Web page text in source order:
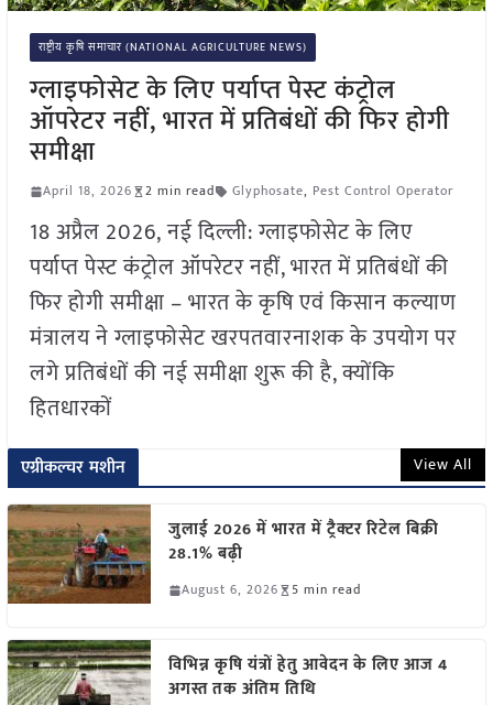
राष्ट्रीय कृषि समाचार (NATIONAL AGRICULTURE NEWS)
ग्लाइफोसेट के लिए पर्याप्त पेस्ट कंट्रोल
ऑपरेटर नहीं, भारत में प्रतिबंधों की फिर होगी
समीक्षा
April 18, 2026 2 min read Glyphosate, Pest Control Operator
18 अप्रैल 2026, नई दिल्ली: ग्लाइफोसेट के लिए
पर्याप्त पेस्ट कंट्रोल ऑपरेटर नहीं, भारत में प्रतिबंधों की
फिर होगी समीक्षा – भारत के कृषि एवं किसान कल्याण
मंत्रालय ने ग्लाइफोसेट खरपतवारनाशक के उपयोग पर
लगे प्रतिबंधों की नई समीक्षा शुरू की है, क्योंकि
हितधारकों
एग्रीकल्चर मशीन View All
जुलाई 2026 में भारत में ट्रैक्टर रिटेल बिक्री
28.1% बढ़ी
August 6, 2026 5 min read
विभिन्न कृषि यंत्रों हेतु आवेदन के लिए आज 4
अगस्त तक अंतिम तिथि